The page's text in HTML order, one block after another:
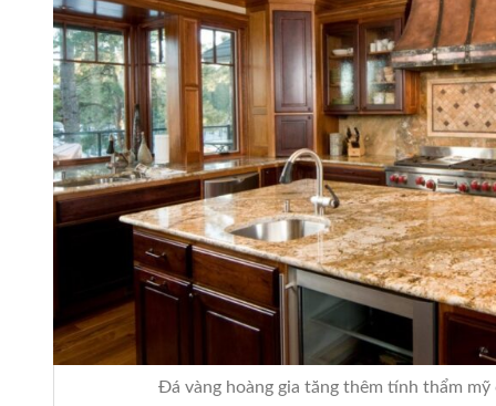
Stone Care
Đá vàng hoàng gia tăng thêm tính thẩm mỹ